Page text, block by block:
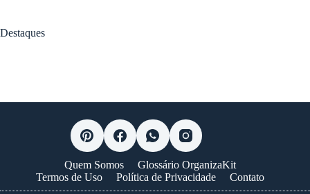
Destaques
Quem Somos
Glossário OrganizaKit
Termos de Uso
Política de Privacidade Contato